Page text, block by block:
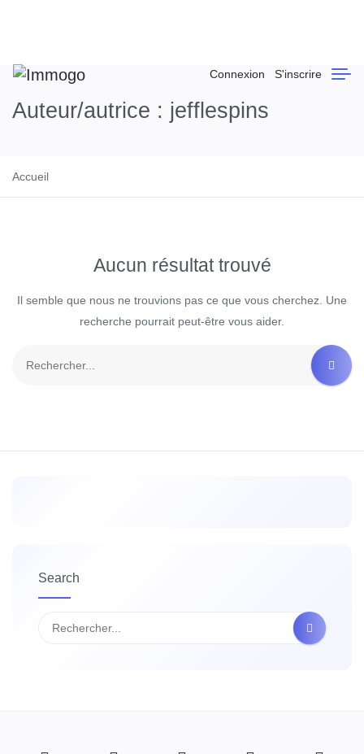
Connexion S'inscrire
Auteur/autrice : jefflespins
Accueil
Aucun résultat trouvé
Il semble que nous ne trouvions pas ce que vous cherchez. Une
recherche pourrait peut-être vous aider.
Search